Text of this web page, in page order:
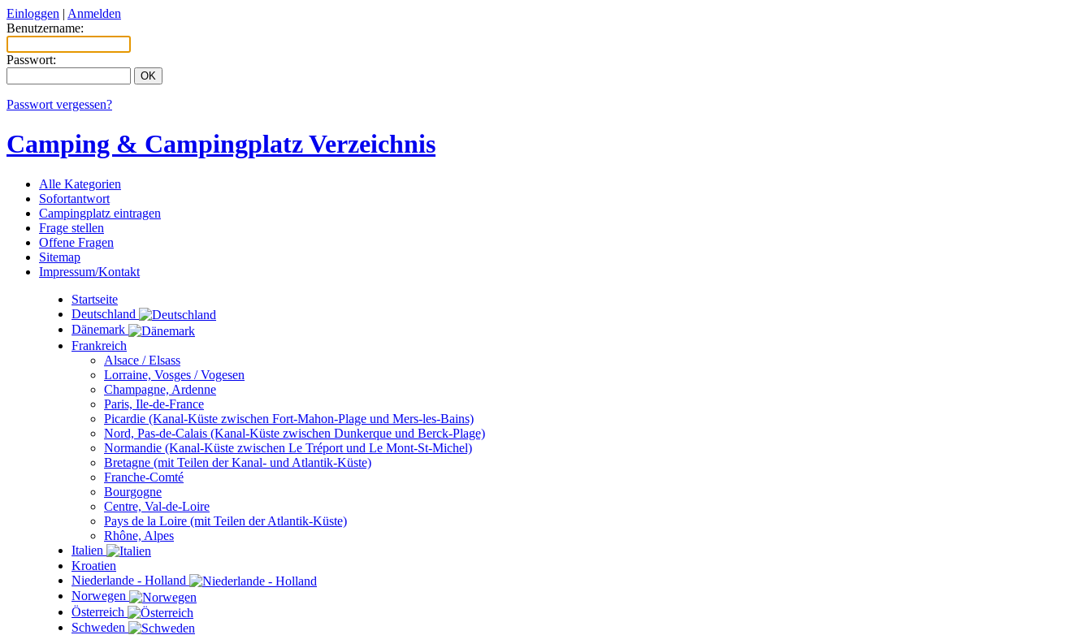
Einloggen | Anmelden
Benutzername:
Passwort:
Passwort vergessen?
Camping & Campingplatz Verzeichnis
Alle Kategorien
Sofortantwort
Campingplatz eintragen
Frage stellen
Offene Fragen
Sitemap
Impressum/Kontakt
Startseite
Deutschland
Dänemark
Frankreich
Alsace / Elsass
Lorraine, Vosges / Vogesen
Champagne, Ardenne
Paris, Ile-de-France
Picardie (Kanal-Küste zwischen Fort-Mahon-Plage und Mers-les-Bains)
Nord, Pas-de-Calais (Kanal-Küste zwischen Dunkerque und Berck-Plage)
Normandie (Kanal-Küste zwischen Le Tréport und Le Mont-St-Michel)
Bretagne (mit Teilen der Kanal- und Atlantik-Küste)
Franche-Comté
Bourgogne
Centre, Val-de-Loire
Pays de la Loire (mit Teilen der Atlantik-Küste)
Rhône, Alpes
Italien
Kroatien
Niederlande - Holland
Norwegen
Österreich
Schweden